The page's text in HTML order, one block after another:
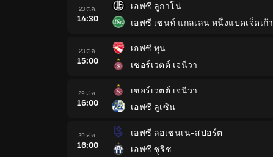
23 ส.ค.
14:30
เอฟซี ลูกาโน่
เอฟซี เซนท์ แกลเลน หนึ่งแปดเจ็ดเก้า
23 ส.ค.
15:00
เอฟซี ทุน
เซอร์เวตต์ เจนีวา
29 ส.ค.
16:00
เซอร์เวตต์ เจนีวา
เอฟซี ลูเซิน
29 ส.ค.
16:00
เอฟซี ลอเซนเน-สปอร์ต
เอฟซี ซูริช